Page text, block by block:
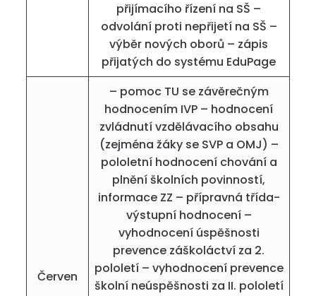
přijímacího řízení na SŠ –
odvolání proti nepřijetí na SŠ –
výběr nových oborů – zápis
přijatých do systému EduPage
Červen
– pomoc TU se závěrečným
hodnocením IVP – hodnocení
zvládnutí vzdělávacího obsahu
(zejména žáky se SVP a OMJ) –
pololetní hodnocení chování a
plnění školních povinností,
informace ZZ – přípravná třída-
výstupní hodnocení –
vyhodnocení úspěšnosti
prevence záškoláctví za 2.
pololetí – vyhodnocení prevence
školní neúspěšnosti za II. pololetí